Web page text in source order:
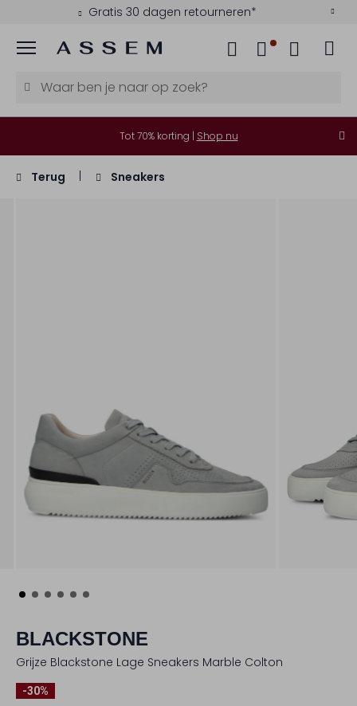
Gratis 30 dagen retourneren*
Menu
Tot 70% korting | Shop nu
Terug Sneakers
BLACKSTONE
Grijze Blackstone Lage Sneakers Marble Colton
-30%